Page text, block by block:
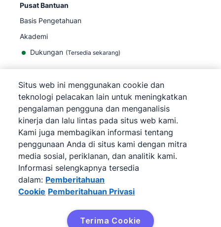
Pusat Bantuan
Basis Pengetahuan
Akademi
Dukungan (Tersedia sekarang)
©2026Pipedrive
Pipedrive
Persyaratan Layanan
Pipedrive
Pemberitahuan Privasi
Peta situs
Pemberitahuan Cookie
Preferensi Cookie
Pipedrive adalah CRM Penjualan Berbasis Web.
Situs web ini menggunakan cookie dan
teknologi pelacakan lain untuk meningkatkan
pengalaman pengguna dan menganalisis
kinerja dan lalu lintas pada situs web kami.
Kami juga membagikan informasi tentang
penggunaan Anda di situs kami dengan mitra
media sosial, periklanan, dan analitik kami.
Informasi selengkapnya tersedia
dalam: Pemberitahuan
Cookie Pemberitahuan Privasi
Terima Cookie